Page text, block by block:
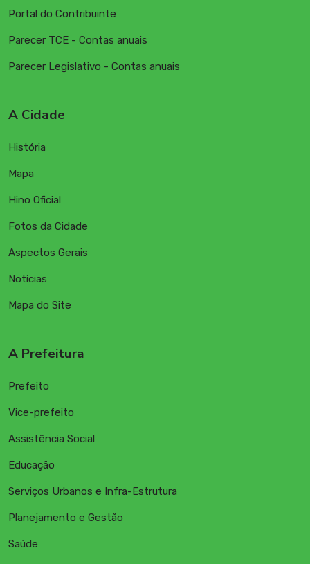
Portal do Contribuinte
Parecer TCE - Contas anuais
Parecer Legislativo - Contas anuais
A Cidade
História
Mapa
Hino Oficial
Fotos da Cidade
Aspectos Gerais
Notícias
Mapa do Site
A Prefeitura
Prefeito
Vice-prefeito
Assistência Social
Educação
Serviços Urbanos e Infra-Estrutura
Planejamento e Gestão
Saúde